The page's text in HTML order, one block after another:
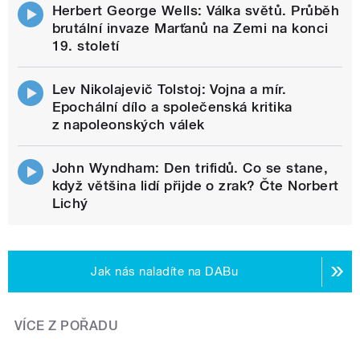
Herbert George Wells: Válka světů. Průběh
brutální invaze Marťanů na Zemi na konci
19. století
Lev Nikolajevič Tolstoj: Vojna a mír.
Epochální dílo a společenská kritika
z napoleonských válek
John Wyndham: Den trifidů. Co se stane,
když většina lidí přijde o zrak? Čte Norbert
Lichý
Jak nás naladíte na DABu
VÍCE Z POŘADU